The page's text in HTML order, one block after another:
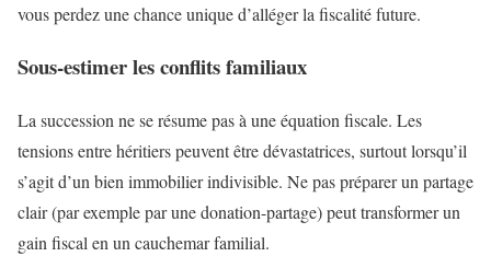
vous perdez une chance unique d’alléger la fiscalité future.
Sous-estimer les conflits familiaux
La succession ne se résume pas à une équation fiscale. Les
tensions entre héritiers peuvent être dévastatrices, surtout lorsqu’il
s’agit d’un bien immobilier indivisible. Ne pas préparer un partage
clair (par exemple par une donation-partage) peut transformer un
gain fiscal en un cauchemar familial.